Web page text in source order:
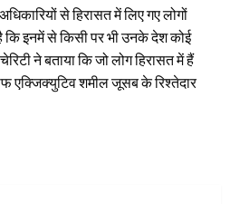
से हिरासत में लिए गए लोगों
कि इनमें से किसी पर भी उनके देश कोई
ने बताया कि जो लोग हिरासत में हैं
एक्जिक्‍युटिव शमील जूसब के रिश्‍तेदार